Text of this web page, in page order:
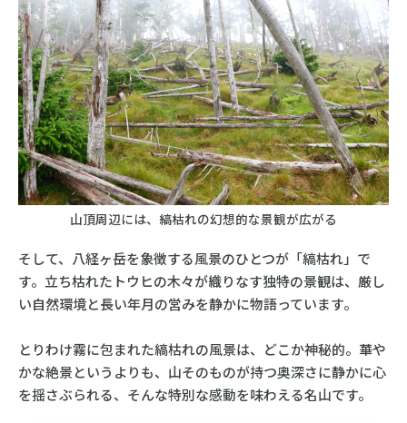
山頂周辺には、縞枯れの幻想的な景観が広がる
そして、八経ヶ岳を象徴する風景のひとつが「縞枯れ」で
す。立ち枯れたトウヒの木々が織りなす独特の景観は、厳し
い自然環境と長い年月の営みを静かに物語っています。
とりわけ霧に包まれた縞枯れの風景は、どこか神秘的。華や
かな絶景というよりも、山そのものが持つ奥深さに静かに心
を揺さぶられる、そんな特別な感動を味わえる名山です。